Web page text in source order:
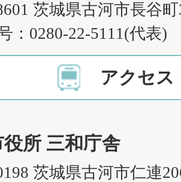
茨城県古河市長谷
：0280-22-5111(代表)
アクセス
所 三和庁舎
茨城県古河市仁連